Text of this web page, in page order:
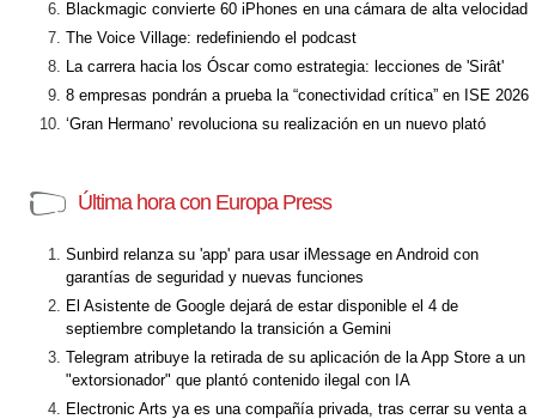
Blackmagic convierte 60 iPhones en una cámara de alta velocidad
The Voice Village: redefiniendo el podcast
La carrera hacia los Óscar como estrategia: lecciones de 'Sirât'
8 empresas pondrán a prueba la “conectividad crítica” en ISE 2026
‘Gran Hermano’ revoluciona su realización en un nuevo plató
Última hora con Europa Press
Sunbird relanza su 'app' para usar iMessage en Android con
garantías de seguridad y nuevas funciones
El Asistente de Google dejará de estar disponible el 4 de
septiembre completando la transición a Gemini
Telegram atribuye la retirada de su aplicación de la App Store a un
"extorsionador" que plantó contenido ilegal con IA
Electronic Arts ya es una compañía privada, tras cerrar su venta a